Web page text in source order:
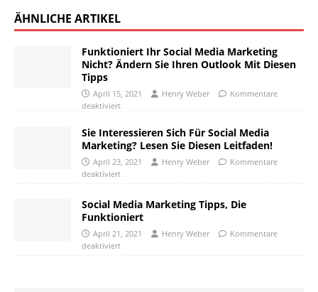
ÄHNLICHE ARTIKEL
Funktioniert Ihr Social Media Marketing
Nicht? Ändern Sie Ihren Outlook Mit Diesen
Tipps
April 15, 2021 Henry Weber
Kommentare
deaktiviert
Sie Interessieren Sich Für Social Media
Marketing? Lesen Sie Diesen Leitfaden!
April 23, 2021 Henry Weber
Kommentare
deaktiviert
Social Media Marketing Tipps, Die
Funktioniert
April 21, 2021 Henry Weber
Kommentare
deaktiviert